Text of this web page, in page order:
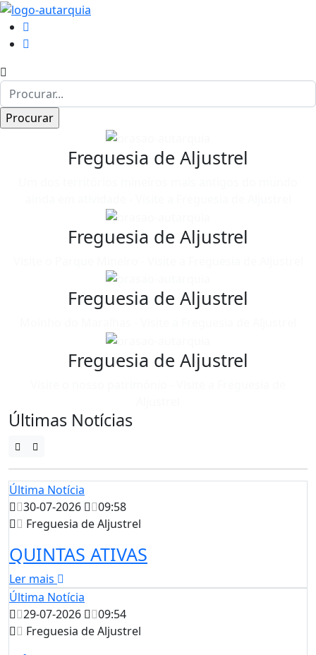
Freguesia de Aljustrel
Freguesia de Aljustrel
Freguesia de Aljustrel
Freguesia de Aljustrel
Últimas Notícias
Última Notícia
30-07-2026
09:58
Freguesia de Aljustrel
QUINTAS ATIVAS
Ler mais
Última Notícia
29-07-2026
09:54
Freguesia de Aljustrel